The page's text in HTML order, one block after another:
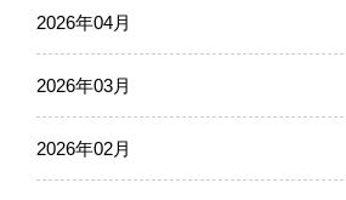
2026年04月
2026年03月
2026年02月